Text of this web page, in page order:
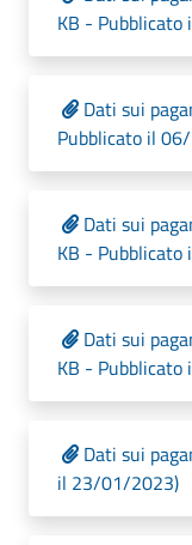
KB -
Dati sui
Pubblicato il
Dati sui
KB -
Dati sui
KB -
Dati sui
il 23/01/2023)